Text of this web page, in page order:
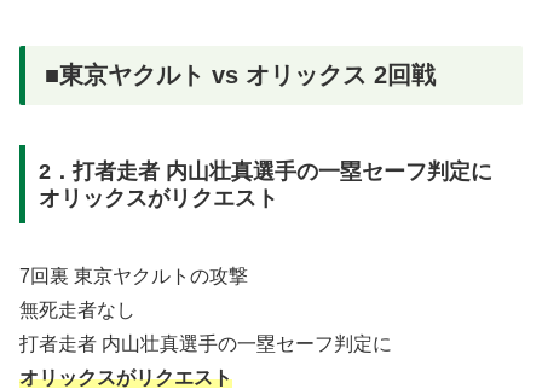
■東京ヤクルト vs オリックス 2回戦
2．打者走者 内山壮真選手の一塁セーフ判定に
オリックスがリクエスト
7回裏 東京ヤクルトの攻撃
無死走者なし
打者走者 内山壮真選手の一塁セーフ判定に
オリックスがリクエスト